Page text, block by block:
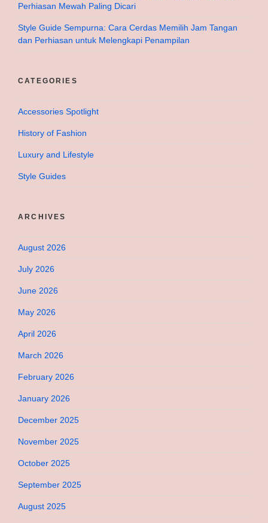
Perhiasan Mewah Paling Dicari
Style Guide Sempurna: Cara Cerdas Memilih Jam Tangan
dan Perhiasan untuk Melengkapi Penampilan
CATEGORIES
Accessories Spotlight
History of Fashion
Luxury and Lifestyle
Style Guides
ARCHIVES
August 2026
July 2026
June 2026
May 2026
April 2026
March 2026
February 2026
January 2026
December 2025
November 2025
October 2025
September 2025
August 2025